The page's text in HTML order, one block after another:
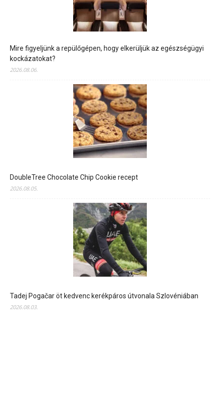
Mire figyeljünk a repülőgépen, hogy elkerüljük az egészségügyi
kockázatokat?
2026.08.06.
DoubleTree Chocolate Chip Cookie recept
2026.08.05.
Tadej Pogačar öt kedvenc kerékpáros útvonala Szlovéniában
2026.08.03.